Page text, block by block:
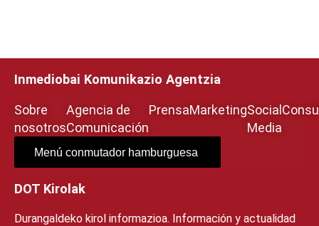
Inmediobai Komunikazio Agentzia
Sobre
nosotros
Agencia de
Comunicación
PrensaMarketingSocial
Media
Menú conmutador hamburguesa
DOT Kirolak
Durangaldeko kirol informazioa. Información y actualidad